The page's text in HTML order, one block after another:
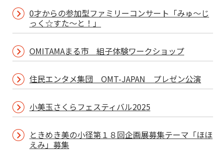
0才からの参加型ファミリーコンサート「みゅ～じ
っく☆すた～と！」
OMITAMAまる市 組子体験ワークショップ
住民エンタメ集団 OMT-JAPAN プレゼン公演
小美玉さくらフェスティバル2025
ときめき美の小径第１８回企画展募集テーマ「ほほ
えみ」募集